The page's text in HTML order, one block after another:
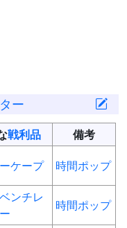
ー
戦利品 備考
ケープ 時間ポップ
ンチレ
時間ポップ